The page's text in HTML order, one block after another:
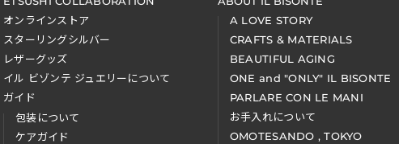
オンラインストア
スターリングシルバー
レザーグッズ
イル ビゾンテ ジュエリーについて
ガイド
包装について
ケアガイド
A LOVE STORY
CRAFTS & MATERIALS
BEAUTIFUL AGING
ONE and "ONLY" IL BISONTE
PARLARE CON LE MANI
お手入れについて
OMOTESANDO , TOKYO